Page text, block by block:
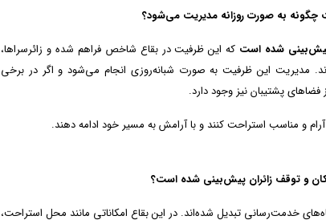
چگونه به صورت روزانه مدیریت می‌شود؟
پیش‌بینی شده است که این ظرفیت در بقاع شاخص فراهم شده و زائرسراها،
مدیریت این ظرفیت به صورت شبانه‌روزی انجام می‌شود و اگر در برخی
پشتیبان نیز وجود دارد.
و مناسب استراحت کنند و با آرامش به مسیر خود ادامه دهند.
و توقف زائران پیش‌بینی شده است؟
خدمت‌رسانی تبدیل شده‌اند. در این بقاع امکاناتی مانند محل استراحت،